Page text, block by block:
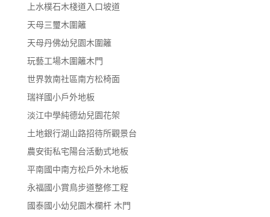
上水樸石木棧道入口坡道
天母三璽木圍籬
天母丹佛幼兒園木圍籬
玩藝工場木圍籬木門
世界敦南社區南方松椅面
瑞祥國小戶外地板
淡江中學純德幼兒園花架
土地銀行湖山路招待所觀景台
農安街私宅陽台活動式地板
平南國中南方松戶外木地板
永福國小賞鳥步道整修工程
國泰國小幼兒園木欄杆 木門